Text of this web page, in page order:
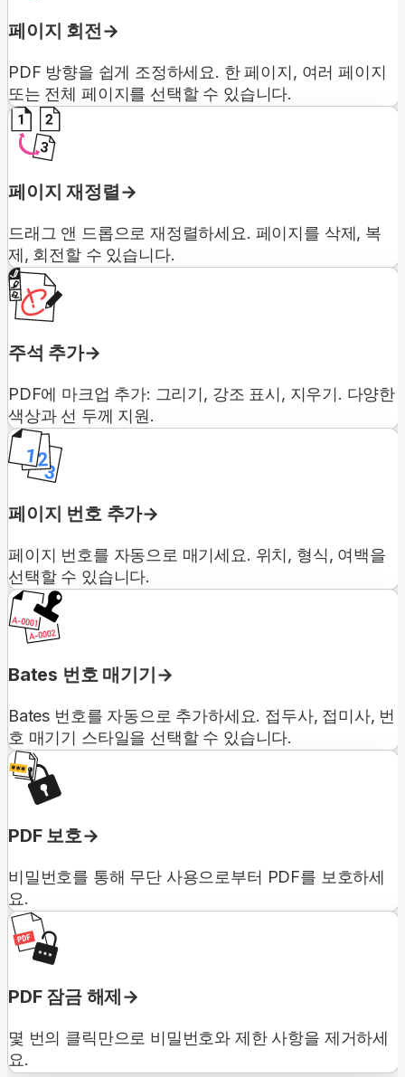
페이지 회전
PDF 방향을 쉽게 조정하세요. 한 페이지, 여러 페이지
또는 전체 페이지를 선택할 수 있습니다.
페이지 재정렬
드래그 앤 드롭으로 재정렬하세요. 페이지를 삭제, 복
제, 회전할 수 있습니다.
주석 추가
PDF에 마크업 추가: 그리기, 강조 표시, 지우기. 다양한
색상과 선 두께 지원.
페이지 번호 추가
페이지 번호를 자동으로 매기세요. 위치, 형식, 여백을
선택할 수 있습니다.
Bates 번호 매기기
Bates 번호를 자동으로 추가하세요. 접두사, 접미사, 번
호 매기기 스타일을 선택할 수 있습니다.
PDF 보호
비밀번호를 통해 무단 사용으로부터 PDF를 보호하세
요.
PDF 잠금 해제
몇 번의 클릭만으로 비밀번호와 제한 사항을 제거하세
요.